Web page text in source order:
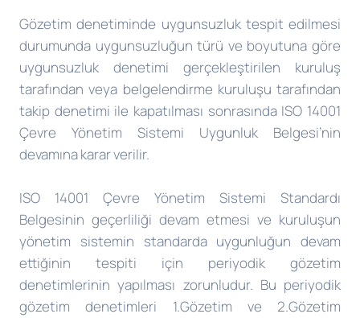
Gözetim denetiminde uygunsuzluk tespit edilmesi
durumunda uygunsuzluğun türü ve boyutuna göre
uygunsuzluk denetimi gerçekleştirilen kuruluş
tarafından veya belgelendirme kuruluşu tarafından
takip denetimi ile kapatılması sonrasında ISO 14001
Çevre Yönetim Sistemi Uygunluk Belgesi’nin
devamına karar verilir.
ISO 14001 Çevre Yönetim Sistemi Standardı
Belgesinin geçerliliği devam etmesi ve kuruluşun
yönetim sistemin standarda uygunluğun devam
ettiğinin tespiti için periyodik gözetim
denetimlerinin yapılması zorunludur. Bu periyodik
gözetim denetimleri 1.Gözetim ve 2.Gözetim